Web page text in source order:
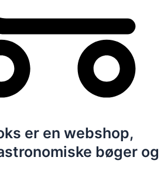
er en webshop,
bøger og